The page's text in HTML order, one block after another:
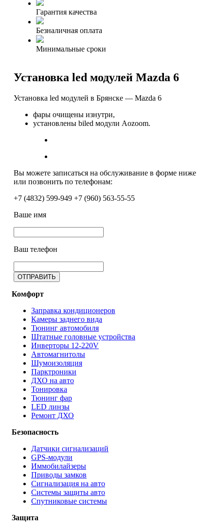
Гарантия качества
Безналичная оплата
Минимальные сроки
Установка led модулей Mazda 6
Установка led модулей в Брянске — Mazda 6
фары очищены изнутри,
установлены biled модули Aozoom.
Вы можете записаться на обслуживание в форме ниже
или позвонить по телефонам:
+7 (4832) 599-949 +7 (960) 563-55-55
Ваше имя
Ваш телефон
Комфорт
Заправка кондиционеров
Камеры заднего вида
Тюнинг автомобиля
Штатные головные устройства
Инверторы 12-220V
Автомагнитолы
Шумоизоляция
Парктроники
ДХО на авто
Тонировка
Тюнинг фар
LED линзы
Ремонт ДХО
Безопасность
Датчики сигнализаций
GPS-модули
Иммобилайзеры
Приводы замков
Сигнализация на авто
Системы защиты авто
Спутниковые системы
Защита